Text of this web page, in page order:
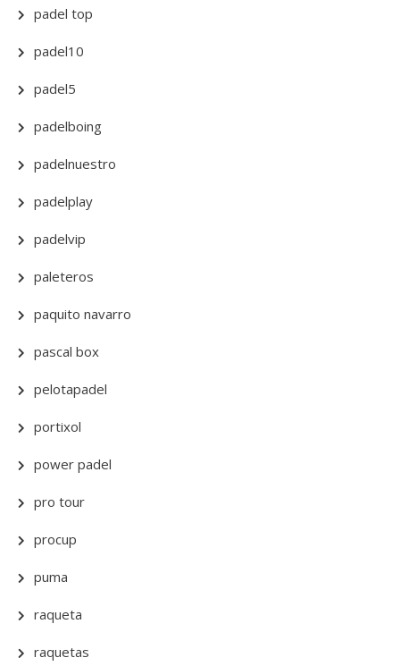
padel top
padel10
padel5
padelboing
padelnuestro
padelplay
padelvip
paleteros
paquito navarro
pascal box
pelotapadel
portixol
power padel
pro tour
procup
puma
raqueta
raquetas